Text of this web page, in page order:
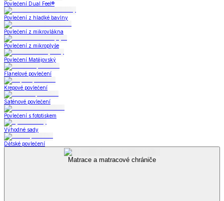
Povlečení Dual Feel®
Povlečení z hladké bavlny
Povlečení z mikrovlákna
Povlečení z mikroplyše
Povlečení Matějovský
Flanelové povlečení
Krepové povlečení
Saténové povlečení
Povlečení s fototiskem
Výhodné sady
Dětské povlečení
Matrace a matracové chrániče